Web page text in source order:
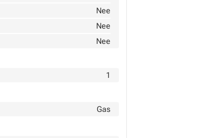
Nee
Nee
Nee
1
Gas